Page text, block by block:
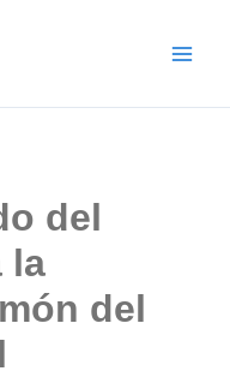
del
la
del